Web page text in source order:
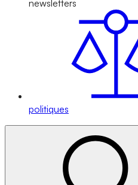
newsletters
politiques